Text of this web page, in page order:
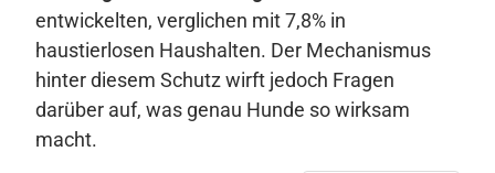
entwickelten, verglichen mit 7,8% in
haustierlosen Haushalten. Der Mechanismus
hinter diesem Schutz wirft jedoch Fragen
darüber auf, was genau Hunde so wirksam
macht.